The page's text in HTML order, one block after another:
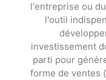
l'entreprise ou
l'outil
investissement
parti pour
forme de ventes